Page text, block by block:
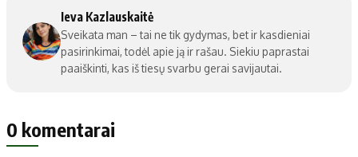
Ieva Kazlauskaitė
Sveikata man – tai ne tik gydymas, bet ir kasdieniai
pasirinkimai, todėl apie ją ir rašau. Siekiu paprastai
paaiškinti, kas iš tiesų svarbu gerai savijautai.
0 komentarai